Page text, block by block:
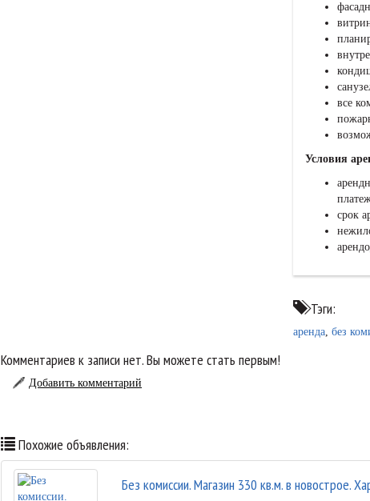
все
Условия
срок
Тэги:
аренда, без
Комментариев к записи нет. Вы можете стать первым!
Добавить комментарий
Похожие объявления:
Без комиссии. Магазин 330 кв.м. в новострое.